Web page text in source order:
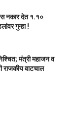
नकार देत १.१०
गुन्हा !
मंत्री महाजन व
राजकीय वाटचाल